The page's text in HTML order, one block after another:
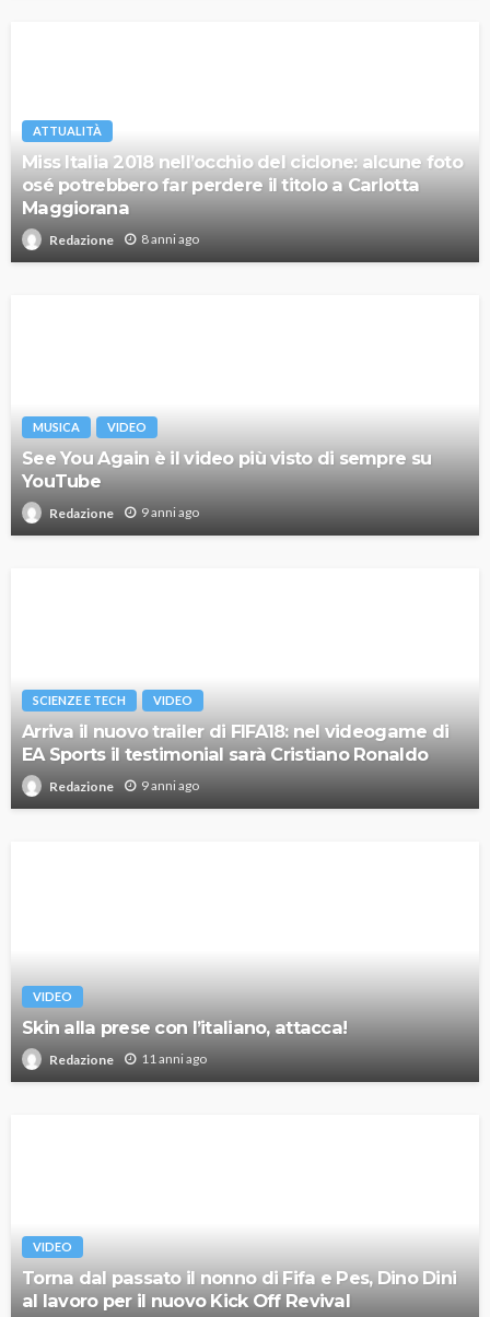
ATTUALITÀ
Miss Italia 2018 nell’occhio del ciclone: alcune foto
osé potrebbero far perdere il titolo a Carlotta
Maggiorana
Redazione 8 anni ago
MUSICA VIDEO
See You Again è il video più visto di sempre su
YouTube
Redazione 9 anni ago
SCIENZE E TECH VIDEO
Arriva il nuovo trailer di FIFA18: nel videogame di
EA Sports il testimonial sarà Cristiano Ronaldo
Redazione 9 anni ago
VIDEO
Skin alla prese con l’italiano, attacca!
Redazione 11 anni ago
VIDEO
Torna dal passato il nonno di Fifa e Pes, Dino Dini
al lavoro per il nuovo Kick Off Revival